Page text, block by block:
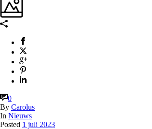
0
By Carolus
In Nieuws
Posted 1 juli 2023